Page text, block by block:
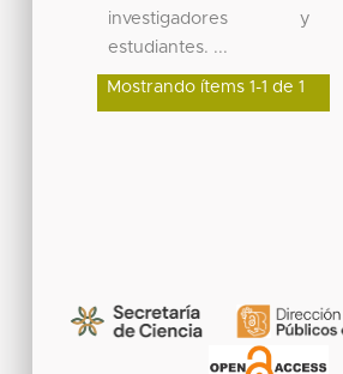
investigadores y
estudiantes. ...
Mostrando ítems 1-1 de 1